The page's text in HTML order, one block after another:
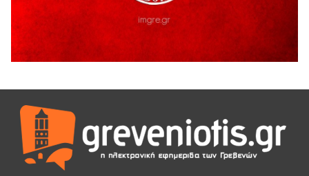
5 Αυγούστου 2026
Ευχαριστήριο Εκπολιτιστικού Συλλόγου Ταξιάρχη προς κ.
Παρασχάκη Αθανάσιο
5 Αυγούστου 2026
Η Marseaux στα Γρεβενά για μια μοναδική συναυλία
5 Αυγούστου 2026